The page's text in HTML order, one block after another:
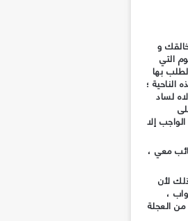
و
التي
بها
الناحية ؛
لساد
إلا
معي ،
لأن
،
العجلة